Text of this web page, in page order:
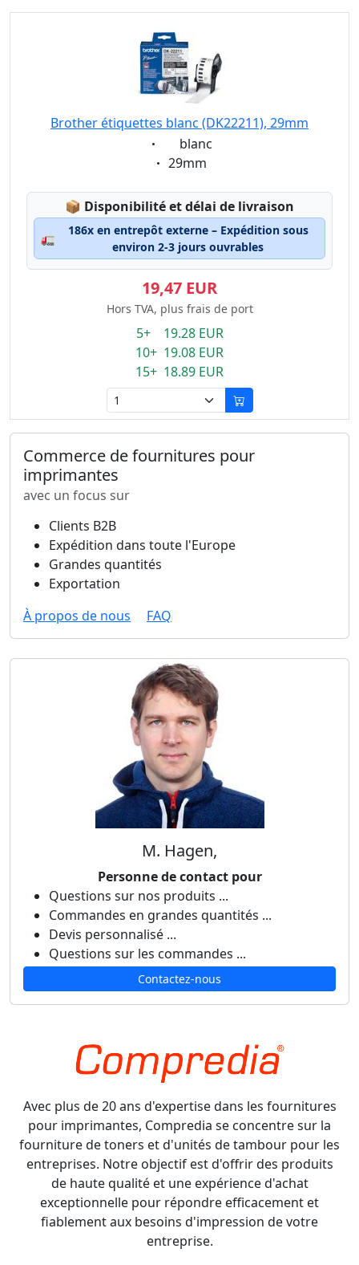
Brother étiquettes blanc (DK22211), 29mm
Eigenschaft:
blanc
Eigenschaft:
29mm
📦 Lagerstatus:
Disponibilité et délai de livraison
🚛
186x en entrepôt externe – Expédition sous
environ 2-3 jours ouvrables
19,47 EUR
Hors TVA, plus frais de port
5+ 19.28 EUR
10+ 19.08 EUR
15+ 18.89 EUR
Commerce de fournitures pour
imprimantes
avec un focus sur
Clients B2B
Expédition dans toute l'Europe
Grandes quantités
Exportation
À propos de nous
FAQ
M. Hagen,
Personne de contact pour
Questions sur nos produits ...
Commandes en grandes quantités ...
Devis personnalisé ...
Questions sur les commandes ...
Contactez-nous
Avec plus de 20 ans d'expertise dans les fournitures
pour imprimantes, Compredia se concentre sur la
fourniture de toners et d'unités de tambour pour les
entreprises. Notre objectif est d'offrir des produits
de haute qualité et une expérience d'achat
exceptionnelle pour répondre efficacement et
fiablement aux besoins d'impression de votre
entreprise.